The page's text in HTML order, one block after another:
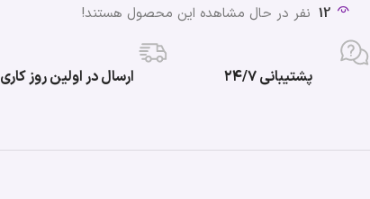
12 نفر در حال مشاهده این محصول هستند!
پشتیبانی ۲۴/۷ ارسال در اولین روز کاری